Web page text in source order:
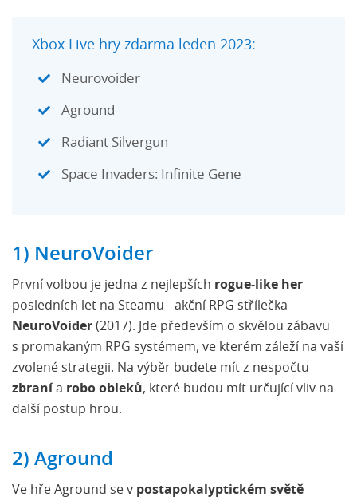
Xbox Live hry zdarma leden 2023:
Neurovoider
Aground
Radiant Silvergun
Space Invaders: Infinite Gene
1) NeuroVoider
První volbou je jedna z nejlepších rogue-like her
posledních let na Steamu - akční RPG střílečka
NeuroVoider (2017). Jde především o skvělou zábavu
s promakaným RPG systémem, ve kterém záleží na vaší
zvolené strategii. Na výběr budete mít z nespočtu
zbraní a robo obleků, které budou mít určující vliv na
další postup hrou.
2) Aground
Ve hře Aground se v postapokalyptickém světě